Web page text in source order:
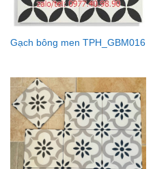
Gạch bông men TPH_GBM016